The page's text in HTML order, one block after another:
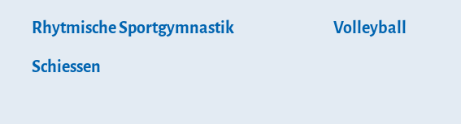
Rhytmische Sportgymnastik
Schiessen
Volleyball